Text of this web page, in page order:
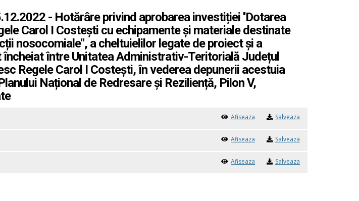
- Hotărâre privind aprobarea investiției ''Dotarea
Carol I Costești cu echipamente și materiale destinate
nosocomiale", a cheltuielilor legate de proiect și a
între Unitatea Administrativ-Teritorială Județul
Regele Carol I Costești, în vederea depunerii acestuia
Național de Redresare și Reziliență, Pilon V,
Afiseaza Salveaza
Afiseaza Salveaza
Afiseaza Salveaza